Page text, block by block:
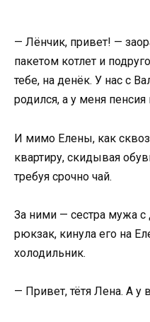
— Лёнчик, привет! —
пакетом котлет и
тебе, на денёк. У нас с
родился, а у меня
И мимо Елены, как
квартиру, скидывая
требуя срочно чай.
За ними — сестра мужа с
рюкзак, кинула его на
холодильник.
— Привет, тётя Лена. А у